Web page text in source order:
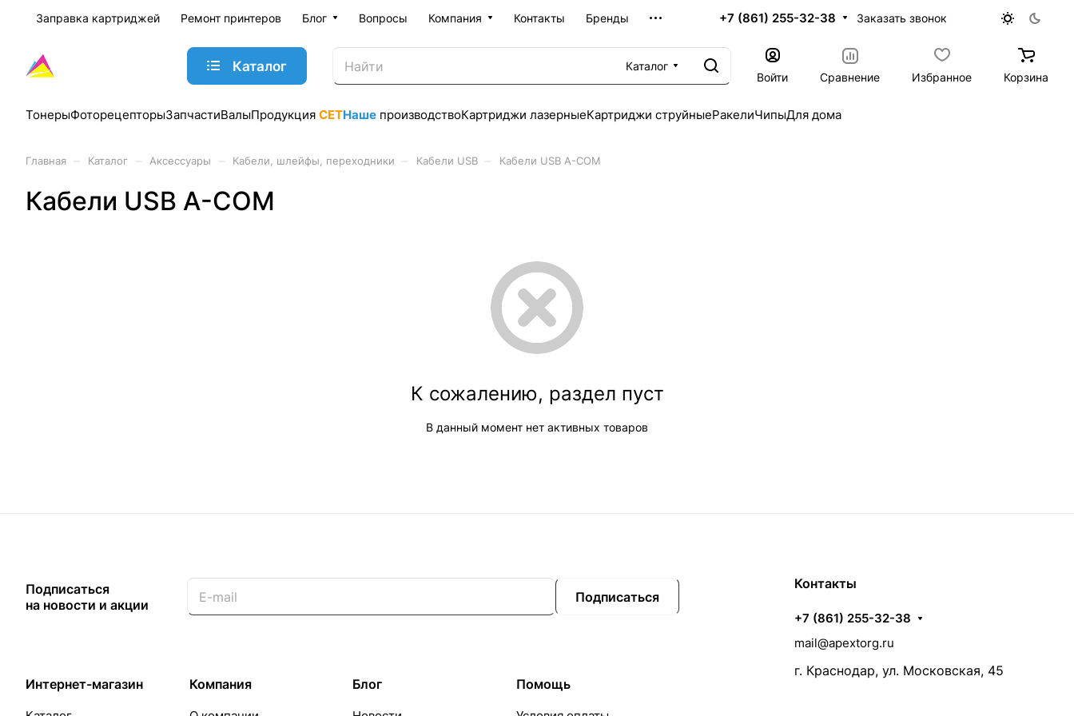
Заправка картриджей Ремонт принтеров Блог Вопросы Компания Контакты Бренды +7 (861) 255-32-38 Заказать звонок
Каталог
Каталог
Войти
Сравнение Избранное Корзина
ТонерыФоторецепторыЗапчастиВалыПродукция CETНаше производствоКартриджи лазерныеКартриджи струйныеРакелиЧипыДля дома
Главная Каталог Аксессуары Кабели, шлейфы, переходники Кабели USB Кабели USB A-COM
Кабели USB A-COM
К сожалению, раздел пуст
В данный момент нет активных товаров
Подписаться
на новости и акции
Подписаться
Интернет-магазин Компания Блог Помощь
Контакты
+7 (861) 255-32-38
mail@apextorg.ru
г. Краснодар, ул. Московская, 45